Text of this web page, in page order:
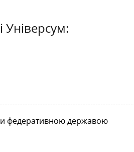
Універсум:
федеративною державою